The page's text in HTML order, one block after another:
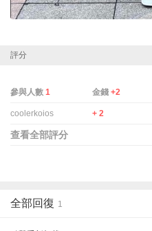
評分
參與人數 1 金錢+2
coolerkoios + 2
查看全部評分
全部回復 1